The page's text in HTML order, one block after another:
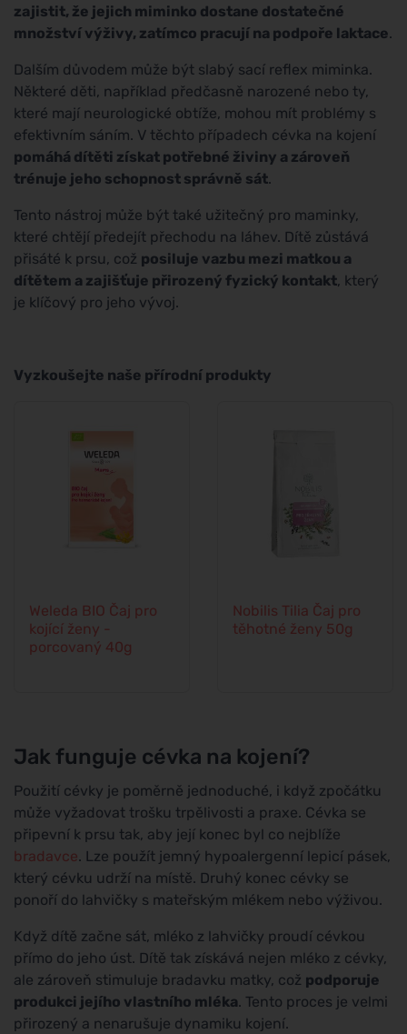
zajistit, že jejich miminko dostane dostatečné
množství výživy, zatímco pracují na podpoře laktace.
Dalším důvodem může být slabý sací reflex miminka.
Některé děti, například předčasně narozené nebo ty,
které mají neurologické obtíže, mohou mít problémy s
efektivním sáním. V těchto případech cévka na kojení
pomáhá dítěti získat potřebné živiny a zároveň
trénuje jeho schopnost správně sát.
Tento nástroj může být také užitečný pro maminky,
které chtějí předejít přechodu na láhev. Dítě zůstává
přisáté k prsu, což posiluje vazbu mezi matkou a
dítětem a zajišťuje přirozený fyzický kontakt, který
je klíčový pro jeho vývoj.
Vyzkoušejte naše přírodní produkty
Weleda BIO Čaj pro
kojící ženy -
porcovaný 40g
Nobilis Tilia Čaj pro
těhotné ženy 50g
Jak funguje cévka na kojení?
Použití cévky je poměrně jednoduché, i když zpočátku
může vyžadovat trošku trpělivosti a praxe. Cévka se
připevní k prsu tak, aby její konec byl co nejblíže
bradavce. Lze použít jemný hypoalergenní lepicí pásek,
který cévku udrží na místě. Druhý konec cévky se
ponoří do lahvičky s mateřským mlékem nebo výživou.
Když dítě začne sát, mléko z lahvičky proudí cévkou
přímo do jeho úst. Dítě tak získává nejen mléko z cévky,
ale zároveň stimuluje bradavku matky, což podporuje
produkci jejího vlastního mléka. Tento proces je velmi
přirozený a nenarušuje dynamiku kojení.